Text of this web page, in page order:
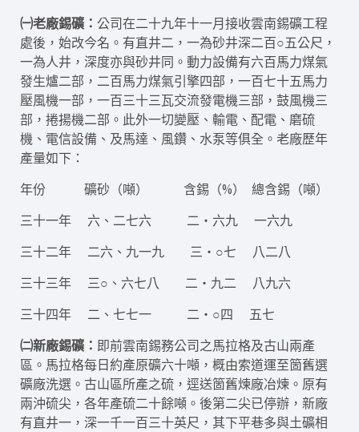
㈠老廠錫礦： 公司在二十九年十一月接收雲南錫礦工程
處後，始改今名。有直井二，一為砂井深二百○五公尺，
一為人井，深度亦與砂井同。動力設備有六百馬力煤氣
發生爐二部，二百馬力煤氣引擎四部，一百七十五馬力
壓風機一部，一百三十三瓦交流發電機三部，鼓風機三
部，捲揚機二部。此外一切變壓、輸電、配電、磨硫
機、電信設備、及馬達、風鑽、水泵等俱全。老廠歷年
產量如下：
年份 礦砂（噸） 含錫（%） 總含錫（噸）
三十一年 六、二七六 二‧六九 一六九
三十二年 二六、九一九 三‧○七 八二八
三十三年 三○、六七八 二‧九二 八九六
三十四年 二、七七一 二‧○四 五七
㈡新廠錫礦： 即前雲南錫務公司之馬拉格及古山兩產
區。馬拉格每日約產原礦六十噸，概由索道運至箇舊選
礦廠洗選。古山區所產之硫，逕送箇舊煉廠冶煉。原有
兩沖硫尖，各年產硫二十餘噸。後第二尖已停辦，新廠
有直井一，深一千一百三十英尺，其下平巷多與土礦相